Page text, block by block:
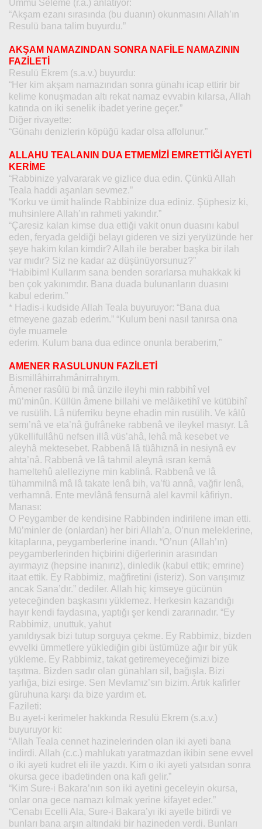
Ümmü Seleme (r.a.) anlatıyor:
“Akşam ezanı sırasında (bu duanın) okunmasını Allah’ın
Resulü bana talim buyurdu.”
AKŞAM NAMAZINDAN SONRA NAFİLE NAMAZININ
FAZİLETİ
Resulü Ekrem (s.a.v.) buyurdu:
“Her kim akşam namazından sonra günahı icap ettirir bir
kelime konuşmadan altı rekat namaz evvabin kılarsa, Allah
katında on iki senelik ibadet yerine geçer.”
Diğer rivayette:
“Günahı denizlerin köpüğü kadar olsa affolunur.”
ALLAHU TEALANIN DUA ETMEMİZİ EMRETTİĞİ AYETİ
KERİME
“Rabbinize yalvararak ve gizlice dua edin. Çünkü Allah
Teala haddi aşanları sevmez.”
“Korku ve ümit halinde Rabbinize dua ediniz. Şüphesiz ki,
muhsinlere Allah’ın rahmeti yakındır.”
“Çaresiz kalan kimse dua ettiği vakit onun duasını kabul
eden, feryada geldiği belayı gideren ve sizi yeryüzünde her
şeye hakim kılan kimdir? Allah ile beraber başka bir ilah
var mıdır? Siz ne kadar az düşünüyorsunuz?”
“Habibim! Kullarım sana benden sorarlarsa muhakkak ki
ben çok yakınımdır. Bana duada bulunanların duasını
kabul ederim.”
* Hadis-i kudside Allah Teala buyuruyor: “Bana dua
etmeyene gazab ederim.” “Kulum beni nasıl tanırsa ona
öyle muamele
ederim. Kulum bana dua edince onunla beraberim,”
AMENER RASULUNUN FAZİLETİ
Bismillâhirrahmânirrahıym.
Âmener rasûlü bi mâ ünzile ileyhi min rabbihî vel
mü’minûn. Küllün âmene billahi ve melâiketihî ve kütübihî
ve rusülih. Lâ nüferriku beyne ehadin min rusülih. Ve kâlû
semı’nâ ve eta’nâ ğufrâneke rabbenâ ve ileykel masıyr. Lâ
yükellifullâhü nefsen illâ vüs’ahâ, lehâ mâ kesebet ve
aleyhâ mektesebet. Rabbenâ lâ tüâhıznâ in nesiynâ ev
ahta’nâ. Rabbenâ ve lâ tahmil aleynâ ısran kemâ
hameltehû alelleziyne min kablinâ. Rabbenâ ve lâ
tühammilnâ mâ lâ takate lenâ bih, va’fü annâ, vağfir lenâ,
verhamnâ. Ente mevlânâ fensurnâ alel kavmil kâfiriyn.
Manası:
O Peygamber de kendisine Rabbinden indirilene iman etti.
Mü’minler de (onlardan) her biri Allah’a, O’nun meleklerine,
kitaplarına, peygamberlerine inandı. “O’nun (Allah’ın)
peygamberlerinden hiçbirini diğerlerinin arasından
ayırmayız (hepsine inanırız), dinledik (kabul ettik; emrine)
itaat ettik. Ey Rabbimiz, mağfiretini (isteriz). Son varışımız
ancak Sana’dır.” dediler. Allah hiç kimseye gücünün
yeteceğinden başkasını yüklemez. Herkesin kazandığı
hayır kendi faydasına, yaptığı şer kendi zararınadır. “Ey
Rabbimiz, unuttuk, yahut
yanıldıysak bizi tutup sorguya çekme. Ey Rabbimiz, bizden
evvelki ümmetlere yüklediğin gibi üstümüze ağır bir yük
yükleme. Ey Rabbimiz, takat getiremeyeceğimizi bize
taşıtma. Bizden sadır olan günahları sil, bağışla. Bizi
yarlığa, bizi esirge. Sen Mevlamız’sın bizim. Artık kafirler
güruhuna karşı da bize yardım et.
Fazileti:
Bu ayet-i kerimeler hakkında Resulü Ekrem (s.a.v.)
buyuruyor ki:
“Allah Teala cennet hazinelerinden olan iki ayeti bana
indirdi. Allah (c.c.) mahlukatı yaratmazdan ikibin sene evvel
o iki ayeti kudret eli ile yazdı. Kim o iki ayeti yatsıdan sonra
okursa gece ibadetinden ona kafi gelir.”
“Kim Sure-i Bakara’nın son iki ayetini geceleyin okursa,
onlar ona gece namazı kılmak yerine kifayet eder.”
“Cenabı Ecelli Ala, Sure-i Bakara’yı iki ayetle bitirdi ve
bunları bana arşın altındaki bir hazineden verdi. Bunları